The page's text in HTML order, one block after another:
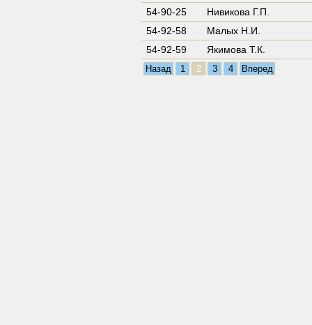
54-90-25
Нивикова Г.П.
54-92-58
Малых Н.И.
54-92-59
Якимова Т.К.
Назад 1 2 3 4 Вперед